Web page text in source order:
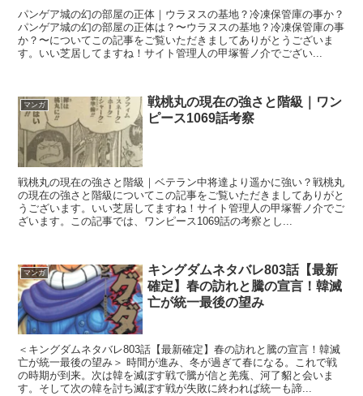
パンゲア城の幻の部屋の正体｜ウラヌスの基地？冷凍保管庫の事か？
パンゲア城の幻の部屋の正体は？〜ウラヌスの基地？冷凍保管庫の事
か？〜についてこの記事をご覧いただきましてありがとうございま
す。いい芝居してますね！サイト管理人の甲塚誓ノ介でござい...
マンガ
戦桃丸の現在の強さと階級｜ワン
ピース1069話考察
戦桃丸の現在の強さと階級｜ベテラン中将達より遥かに強い？戦桃丸
の現在の強さと階級についてこの記事をご覧いただきましてありがと
うございます。いい芝居してますね！サイト管理人の甲塚誓ノ介でご
ざいます。この記事では、ワンピース1069話の考察とし...
マンガ
キングダムネタバレ803話【最新
確定】春の訪れと騰の宣言！韓滅
亡が統一最後の望み
＜キングダムネタバレ803話【最新確定】春の訪れと騰の宣言！韓滅
亡が統一最後の望み＞ 時間が進み、冬が過ぎて春になる。これで戦
の時期が到来。次は韓を滅ぼす戦で騰が信と羌瘣、河了貂と会いま
す。そして次の韓を討ち滅ぼす戦が失敗に終われば統一も諦...